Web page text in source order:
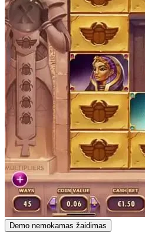
Demo nemokamas žaidimas